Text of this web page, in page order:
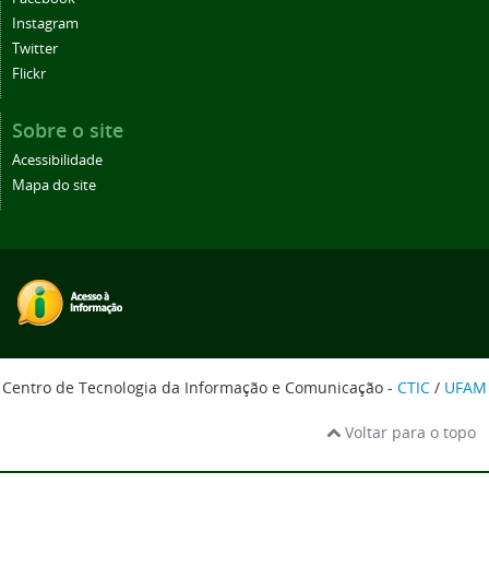
Instagram
Twitter
Flickr
Sobre o site
Acessibilidade
Mapa do site
Centro de Tecnologia da Informação e Comunicação - CTIC / UFAM
Voltar para o topo